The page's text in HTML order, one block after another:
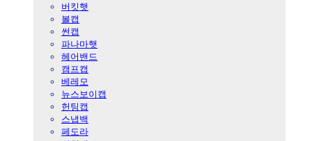
버킷햇
볼캡
썬캡
파나마햇
헤어밴드
캠프캡
베레모
뉴스보이캡
헌팅캡
스냅백
페도라